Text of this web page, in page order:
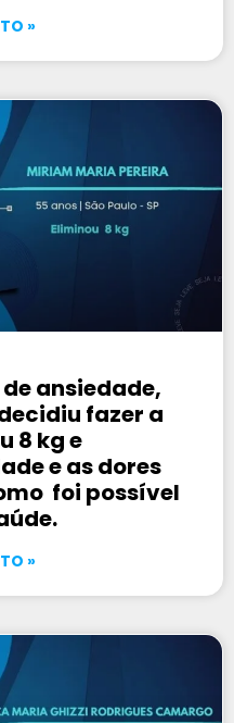
»
ansiedade,
fazer a
8 kg e
e as dores
foi possível
»